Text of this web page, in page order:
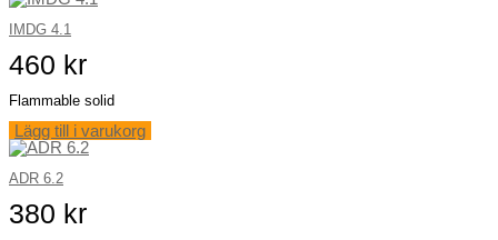
IMDG 4.1
460 kr
Flammable solid
Lägg till i varukorg
ADR 6.2
380 kr